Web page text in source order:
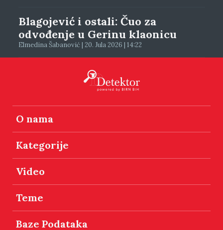
Blagojević i ostali: Čuo za
odvođenje u Gerinu klaonicu
Elmedina Šabanović | 20. Jula 2026 | 14:22
O nama
Kategorije
Video
Teme
Baze Podataka